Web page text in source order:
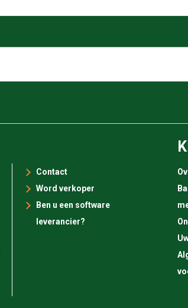
Contact
Word verkoper
Ben u een software
leverancier?